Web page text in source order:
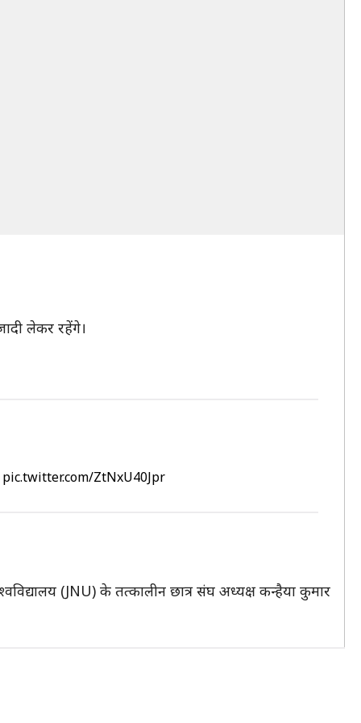
लेकर रहेंगे।
pic.twitter.com/ZtNxU40Jpr
(JNU) के तत्कालीन छात्र संघ अध्यक्ष कन्हैया कुमार